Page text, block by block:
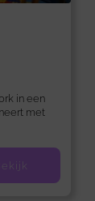
in een
met